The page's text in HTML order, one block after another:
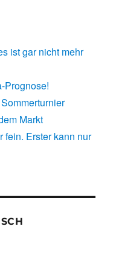
ist gar nicht mehr
Prognose!
Markt
fein. Erster kann nur